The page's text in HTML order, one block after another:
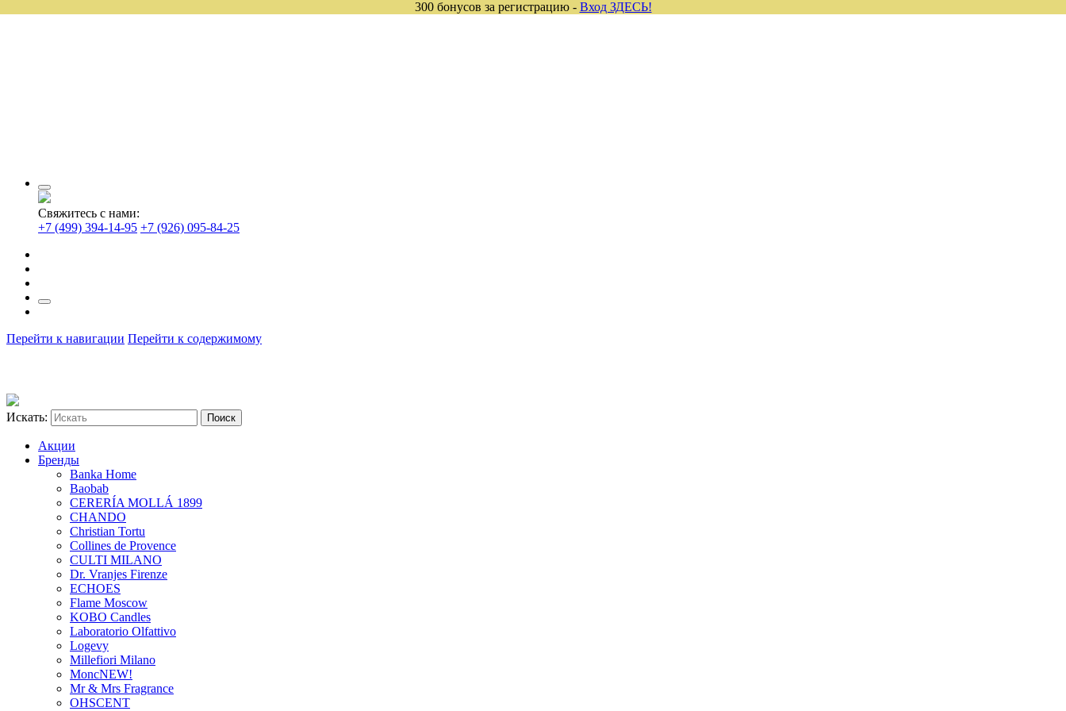
Свяжитесь с нами:
+7 (499) 394-14-95 +7 (926) 095-84-25
Перейти к навигации Перейти к содержимому
Искать:
Акции
Бренды
Banka Home
Baobab
CERERÍA MOLLÁ 1899
CHANDO
Christian Tortu
Collines de Provence
CULTI MILANO
Dr. Vranjes Firenze
ECHOES
Flame Moscow
KOBO Candles
Laboratorio Olfattivo
Logevy
Millefiori Milano
MoncNEW!
Mr & Mrs Fragrance
OHSCENT
300 бонусов за регистрацию - Вход ЗДЕСЬ!